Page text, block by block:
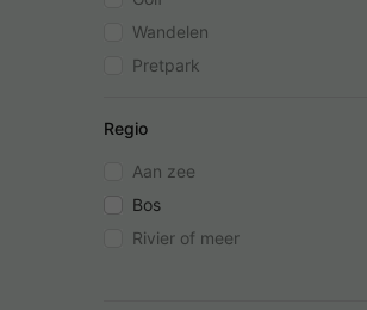
Wandelen
Pretpark
Regio
Aan zee
Bos
Rivier of meer